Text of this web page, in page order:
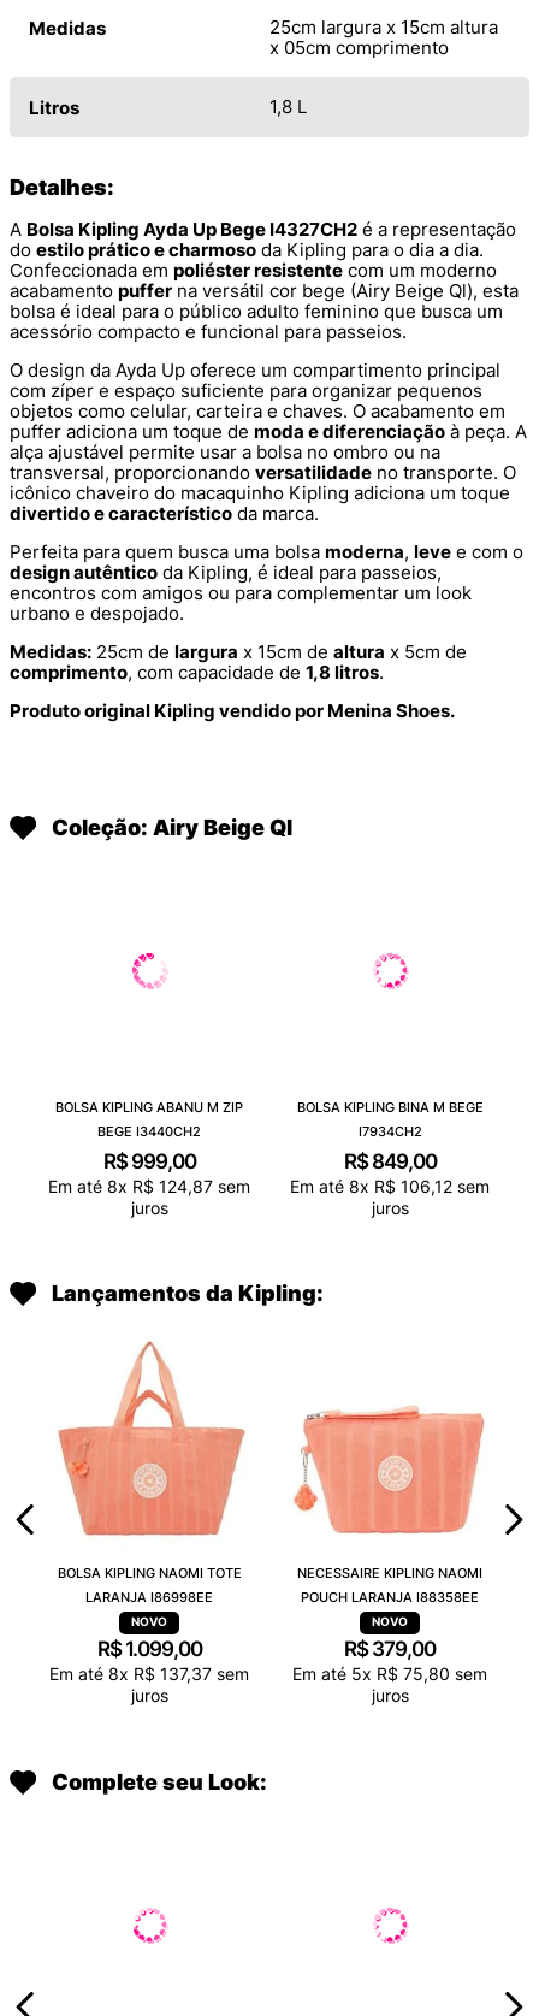
Medidas
25cm largura x 15cm altura
x 05cm comprimento
Litros 1,8 L
Detalhes:
A Bolsa Kipling Ayda Up Bege I4327CH2 é a representação
do estilo prático e charmoso da Kipling para o dia a dia.
Confeccionada em poliéster resistente com um moderno
acabamento puffer na versátil cor bege (Airy Beige Ql), esta
bolsa é ideal para o público adulto feminino que busca um
acessório compacto e funcional para passeios.
O design da Ayda Up oferece um compartimento principal
com zíper e espaço suficiente para organizar pequenos
objetos como celular, carteira e chaves. O acabamento em
puffer adiciona um toque de moda e diferenciação à peça. A
alça ajustável permite usar a bolsa no ombro ou na
transversal, proporcionando versatilidade no transporte. O
icônico chaveiro do macaquinho Kipling adiciona um toque
divertido e característico da marca.
Perfeita para quem busca uma bolsa moderna, leve e com o
design autêntico da Kipling, é ideal para passeios,
encontros com amigos ou para complementar um look
urbano e despojado.
Medidas: 25cm de largura x 15cm de altura x 5cm de
comprimento, com capacidade de 1,8 litros.
Produto original Kipling vendido por Menina Shoes.
Coleção: Airy Beige Ql
BOLSA KIPLING ABANU M ZIP
BEGE I3440CH2
R$ 999,00
Em até 8x R$ 124,87 sem
juros
BOLSA KIPLING BINA M BEGE
I7934CH2
R$ 849,00
Em até 8x R$ 106,12 sem
juros
Lançamentos da Kipling:
BOLSA KIPLING NAOMI TOTE
LARANJA I86998EE
R$ 1.099,00
Em até 8x R$ 137,37 sem
juros
NECESSAIRE KIPLING NAOMI
POUCH LARANJA I88358EE
R$ 379,00
Em até 5x R$ 75,80 sem
juros
Complete seu Look: